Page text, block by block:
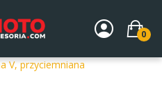
0
Szyby
Szyby
V, przyciemniana